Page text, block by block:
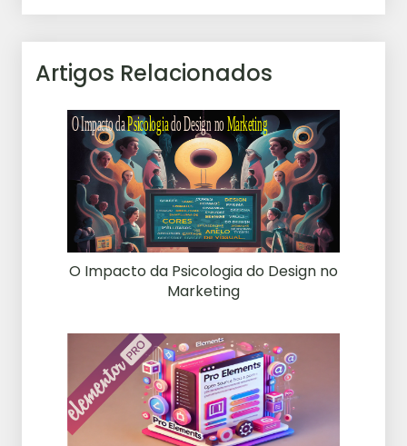
Artigos Relacionados
O Impacto da Psicologia do Design no
Marketing